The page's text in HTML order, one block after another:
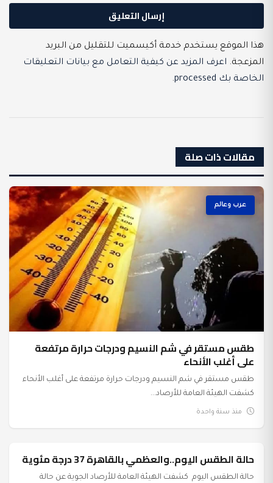
هذا الموقع يستخدم خدمة أكيسميت للتقليل من البريد
المزعجة. اعرف المزيد عن كيفية التعامل مع بيانات التعليقات
الخاصة بك processed
.
مقالات ذات صلة
عرب وعالم
طقس مستقر في شم النسيم ودرجات حرارة مرتفعة
على أغلب الأنحاء
طقس مستقر في شم النسيم ودرجات حرارة مرتفعة على أغلب الأنحاء
كشفت الهيئة العامة للأرصاد...
منذ سنة واحدة
عرب وعالم
حالة الطقس اليوم..والعظمي بالقاهرة 37 درجة مئوية
حالة الطقس اليوم كشفت الهيئة العامة للأرصاد الجوية عن حالة